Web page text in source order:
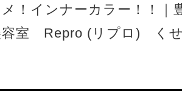
！インナーカラー！！｜
容室 Repro (リプロ) く